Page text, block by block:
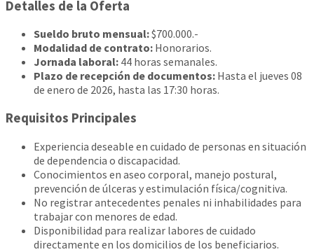
Detalles de la Oferta
Sueldo bruto mensual:$700.000.-
Modalidad de contrato: Honorarios.
Jornada laboral: 44 horas semanales.
Plazo de recepción de documentos: Hasta el jueves 08
de enero de 2026, hasta las 17:30 horas.
Requisitos Principales
Experiencia deseable en cuidado de personas en situación
de dependencia o discapacidad.
Conocimientos en aseo corporal, manejo postural,
prevención de úlceras y estimulación física/cognitiva.
No registrar antecedentes penales ni inhabilidades para
trabajar con menores de edad.
Disponibilidad para realizar labores de cuidado
directamente en los domicilios de los beneficiarios.